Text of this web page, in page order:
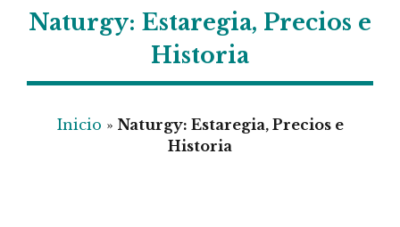
Naturgy: Estaregia, Precios e
Historia
Inicio » Naturgy: Estaregia, Precios e
Historia